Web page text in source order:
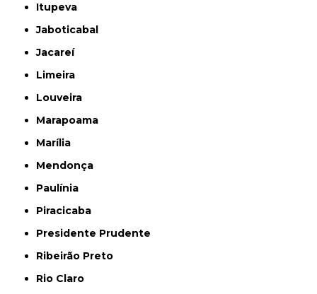
Itupeva
Jaboticabal
Jacareí
Limeira
Louveira
Marapoama
Marília
Mendonça
Paulínia
Piracicaba
Presidente Prudente
Ribeirão Preto
Rio Claro